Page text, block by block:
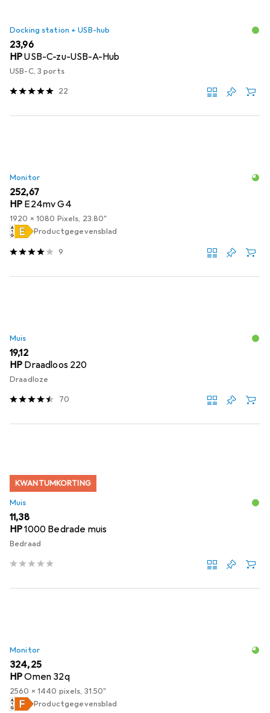
Docking station + USB-hub
EUR
23,96
HPUSB-C-zu-USB-A-Hub
USB-C, 3 ports
22
Monitor
EUR
252,67
HP E24mv G4
1920 x 1080 Pixels, 23.80"
Productgegevensblad
9
Muis
EUR
19,12
HP Draadloos 220
Draadloze
70
KWANTUMKORTING
Muis
EUR
11,38
HP1000 Bedrade muis
Bedraad
Monitor
EUR
324,25
HPOmen 32q
2560 x 1440 pixels, 31.50"
Productgegevensblad